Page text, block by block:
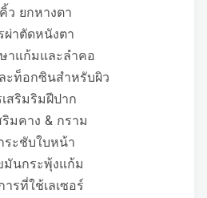
ว ยกหางตา
ผ่าตัดหนังตา
าแก้มและลำคอ
ะท็อกซินสำหรับผิว
สริมริมฝีปาก
ริมคาง & กราม
ระชับใบหน้า
มันกระพุ้งแก้ม
รที่ใช้เลเซอร์